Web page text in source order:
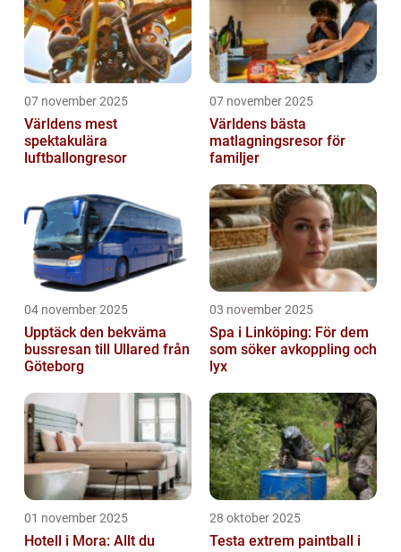
07 november 2025
Världens mest
spektakulära
luftballongresor
07 november 2025
Världens bästa
matlagningsresor för
familjer
04 november 2025
Upptäck den bekväma
bussresan till Ullared från
Göteborg
03 november 2025
Spa i Linköping: För dem
som söker avkoppling och
lyx
01 november 2025
Hotell i Mora: Allt du
28 oktober 2025
Testa extrem paintball i